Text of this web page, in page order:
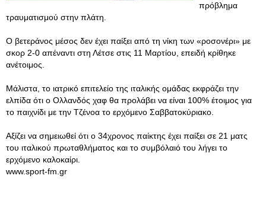
πρόβλημα
τραυματισμού στην πλάτη.
Ο βετεράνος μέσος δεν έχει παίξει από τη νίκη των «ροσονέρι» με
σκορ 2-0 απέναντι στη Λέτσε στις 11 Μαρτίου, επειδή κρίθηκε
ανέτοιμος.
Μάλιστα, το ιατρικό επιτελείο της ιταλικής ομάδας εκφράζει την
ελπίδα ότι ο Ολλανδός χαφ θα προλάβει να είναι 100% έτοιμος για
το παιχνίδι με την Τζένοα το ερχόμενο Σαββατοκύριακο.
Αξίζει να σημειωθεί ότι ο 34χρονος παίκτης έχει παίξει σε 21 ματς
του ιταλικού πρωταθλήματος και το συμβόλαιό του λήγει το
ερχόμενο καλοκαίρι.
www.sport-fm.gr